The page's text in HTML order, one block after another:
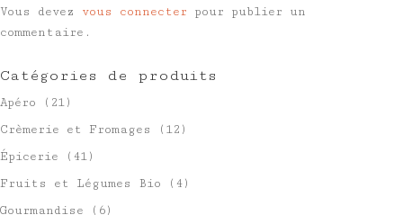
Vous devez vous connecter pour publier un
commentaire.
Catégories de produits
Apéro
(21)
Crèmerie et Fromages
(12)
Épicerie
(41)
Fruits et Légumes Bio
(4)
Gourmandise
(6)